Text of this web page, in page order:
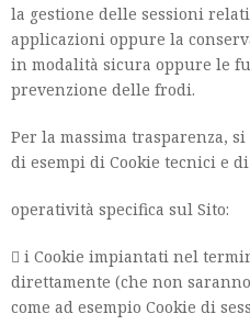
la gestione delle sessioni
applicazioni oppure la
in modalità sicura oppure le
prevenzione delle frodi.
Per la massima trasparenza,
di esempi di Cookie tecnici e
operatività specifica sul Sito:
 i Cookie impiantati nel
direttamente (che non
come ad esempio Cookie di